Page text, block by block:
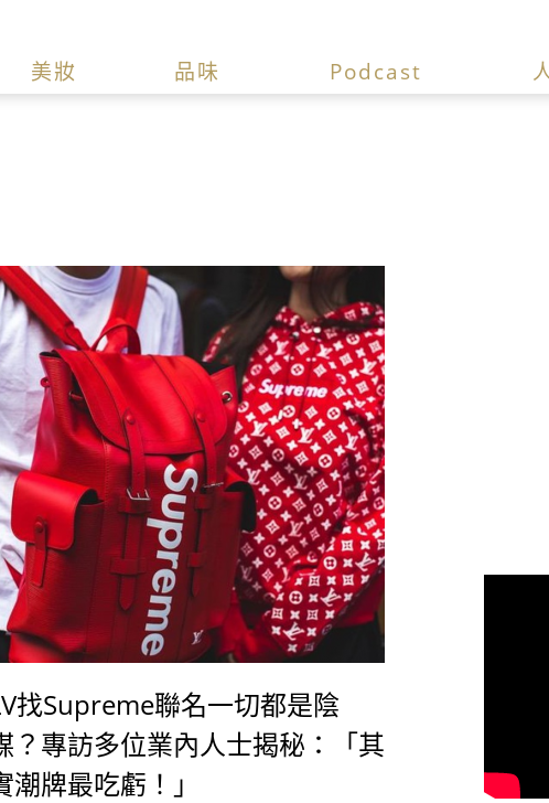
美妝 品味 Podcast
找Supreme聯名一切都是陰
？專訪多位業內人士揭秘：「其
潮牌最吃虧！」